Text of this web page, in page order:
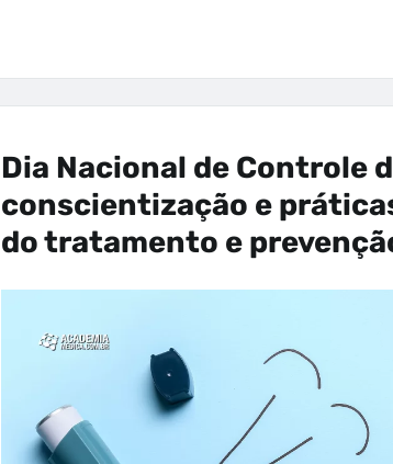
Dia Nacional de Controle
conscientização e
do tratamento e